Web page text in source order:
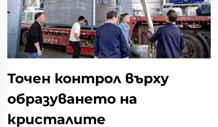
Точен контрол върху
образуването на
кристалите